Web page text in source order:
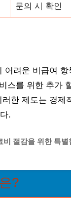
문의 시 확인
려운 비급여
스를 위한 추가
한 제도는 경제
.
비 절감을 위한 특
?